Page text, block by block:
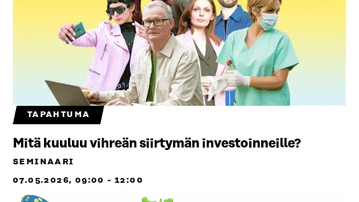
TAPAHTUMA
Mitä kuuluu vihreän siirtymän investoinneille?
SEMINAARI
07.05.2026, 09:00 -12:00